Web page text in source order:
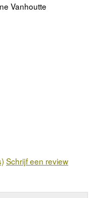
Vanhoutte
Schrijf een review